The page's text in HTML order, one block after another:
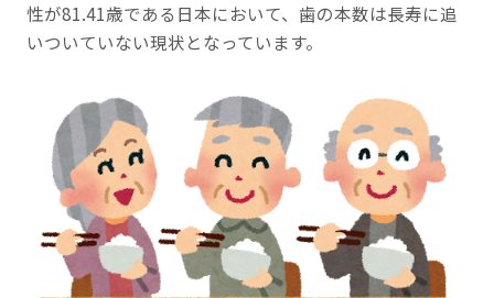
性が81.41歳である日本において、歯の本数は長寿に追
いついていない現状となっています。